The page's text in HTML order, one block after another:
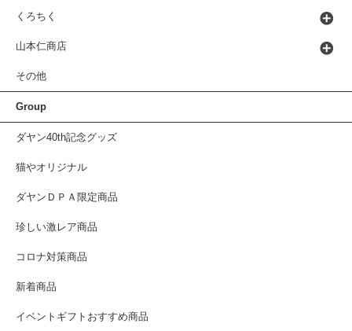
くろちく
山本仁商店
その他
Group
ダヤン40th記念グッズ
猫やオリジナル
ダヤンＤＰＡ限定商品
珍しい激レア商品
コロナ対策商品
新着商品
イベントギフトおすすめ商品